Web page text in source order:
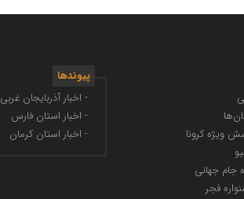
ویژه کرونا
جام جهانی
فجر
پیوندها
- اخبار آذربایجان غربی
- اخبار استان فارس
- اخبار استان کرمان